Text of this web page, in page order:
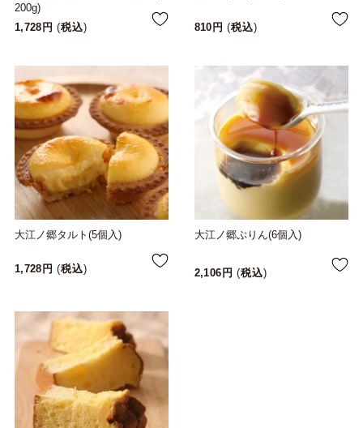
200g)
1,728
税込 810 税込
大江ノ郷タルト(5個入)
1,728 税込
大江ノ郷ぷりん(6個入)
2,106 税込